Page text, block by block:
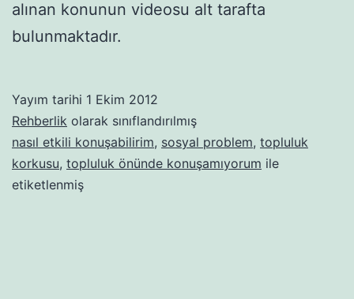
alınan konunun videosu alt tarafta
bulunmaktadır.
Yayım tarihi 1 Ekim 2012
Rehberlik olarak sınıflandırılmış
nasıl etkili konuşabilirim, sosyal problem, topluluk
korkusu, topluluk önünde konuşamıyorum ile
etiketlenmiş